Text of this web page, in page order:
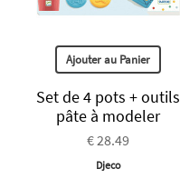
Ajouter au Panier
Set de 4 pots + outils
pâte à modeler
€ 28.49
Djeco